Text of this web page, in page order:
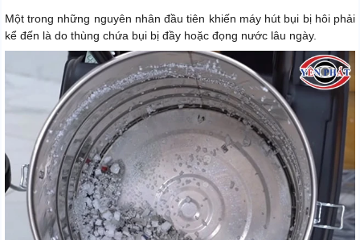
Một trong những nguyên nhân đầu tiên khiến máy hút bụi bị hôi phải
kể đến là do thùng chứa bụi bị đầy hoặc đọng nước lâu ngày.